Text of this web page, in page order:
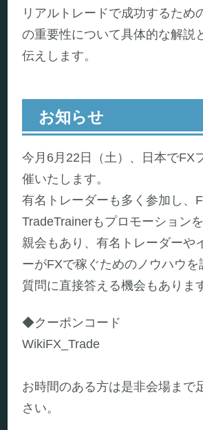
リアルトレードで成功するため
の重要性について具体的な解説
伝えします。
お知らせ
今月6月22日（土）、日本でFX
催いたします。
有名トレーダーも多く参加し、
TradeTrainerもプロモーション
親会もあり、有名トレーダーや
ーがFXで稼ぐためのノウハウ
質問に直接答える機会もありま
◆クーポンコード
WikiFX_Trade
お時間のある方は是非会場まで
さい。